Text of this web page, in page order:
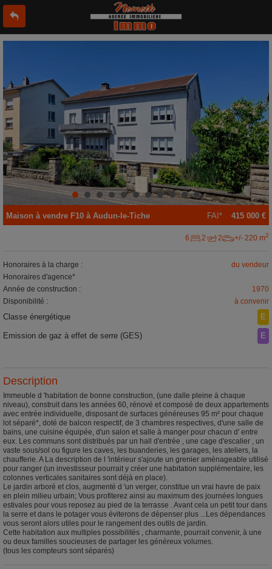
415 000 €
Maison à vendre F10 à Audun-le-Tiche FAI*
6 2 2 +/- 220 m2
Honoraires à la charge :
du vendeur
Honoraires d'agence*
Année de construction :
1970
Disponibilité :
à convenir
Classe énergétique E
Emission de gaz à effet de serre (GES) E
Description
Immeuble d 'habitation de bonne construction, (une dalle pleine à chaque
niveau), construit dans les années 60, rénové et composé de deux appartements
avec entrée individuelle, disposant de surfaces généreuses 95 m² pour chaque
lot séparé*, doté de balcon respectif, de 3 chambres respectives, d'une salle de
bains, une cuisine équipée, d'un salon et salle à manger pour chacun d' entre
eux. Les communs sont distribués par un hall d'entrée , une cage d'escalier , un
vaste sous/sol ou figure les caves, les buanderies, les garages, les ateliers, la
chaufferie. A La description de l 'intérieur s'ajoute un grenier aménageable utilisé
pour ranger (un investisseur pourrait y créer une habitation supplémentaire, les
colonnes verticales sanitaires sont déjà en place).
Le jardin arboré et clos, augmenté d 'un verger, constitue un vrai havre de paix
en plein milieu urbain; Vous profiterez ainsi au maximum des journées longues
estivales pour vous reposez au pied de la terrasse . Avant cela un petit tour dans
la serre et dans le potager vous éviterons de dépenser plus ...Les dépendances
vous seront alors utiles pour le rangement des outils de jardin.
Cette habitation aux multiples possibilités , charmante, pourrait convenir, à une
ou deux familles soucieuses de partager les généreux volumes.
(tous les compteurs sont séparés)